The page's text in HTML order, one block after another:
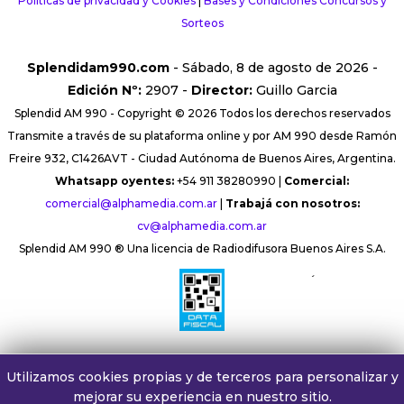
Sorteos
Splendidam990.com- Sábado, 8 de agosto de 2026 -
Edición Nº:2907 - Director:Guillo Garcia
Splendid AM 990 - Copyright © 2026 Todos los derechos reservados
Transmite a través de su plataforma online y por AM 990 desde Ramón
Freire 932, C1426AVT - Ciudad Autónoma de Buenos Aires, Argentina.
Whatsapp oyentes: +54 911 38280990 | Comercial:
comercial@alphamedia.com.ar| Trabajá con nosotros:
cv@alphamedia.com.ar
Splendid AM 990 ® Una licencia de Radiodifusora Buenos Aires S.A.
´
Utilizamos cookies propias y de terceros para personalizar y
mejorar su experiencia en nuestro sitio.